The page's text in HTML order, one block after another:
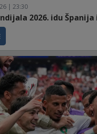
| 23:30
2026. idu